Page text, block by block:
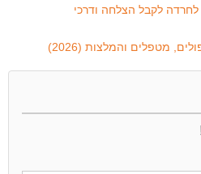
- 6 סיבות לחרדה לקבל הצלחה ודרכי
מטפלים והמלצות (2026)